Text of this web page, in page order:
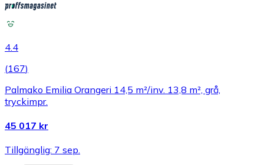
4.4
(167)
Palmako Emilia Orangeri 14,5 m²/inv. 13,8 m², grå,
tryckimpr.
45 017 kr
Tillgänglig: 7 sep.